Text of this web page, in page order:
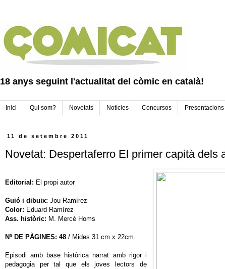
18 anys seguint l'actualitat del còmic en català!
Inici Qui som? Novetats Notícies Concursos Presentacions
11 de setembre 2011
Novetat: Despertaferro El primer capità dels
Editorial: El propi autor
Guió i dibuix: Jou Ramírez
Color: Eduard Ramírez
Ass. històric: M. Mercè Homs
Nº DE PÀGINES: 48 / Mides 31 cm x 22cm.
Episodi amb base històrica narrat amb rigor i
pedagogia per tal que els joves lectors de